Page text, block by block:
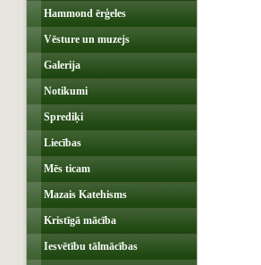
Hammond ērģeles
Vēsture un muzejs
Galerija
Notikumi
Sprediķi
Liecības
Mēs ticam
Mazais Katehisms
Kristīgā mācība
Iesvētību tālmācības